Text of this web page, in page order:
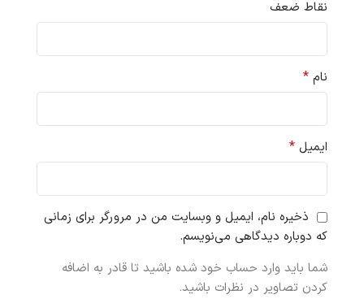
نقاط ضعف
نام *
ایمیل *
ذخیره نام، ایمیل و وبسایت من در مرورگر برای زمانی
که دوباره دیدگاهی می‌نویسم.
شما باید وارد حساب خود شده باشید تا قادر به اضافه
کردن تصاویر در نظرات باشید.